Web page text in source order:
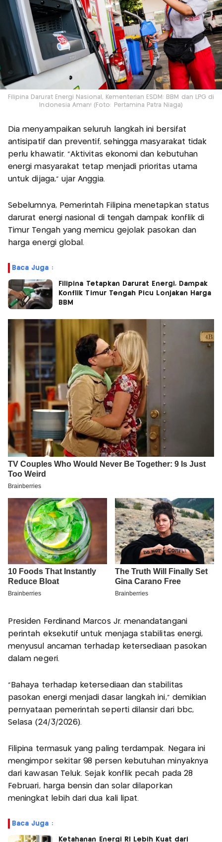
Filipina Darurat Energi Nasional, Kementerian ESDM: BBM dan LPG di
Indonesia Aman! (Foto: Pertamina Patra Niaga)
Dia menyampaikan seluruh langkah ini bersifat
antisipatif dan preventif, sehingga masyarakat tidak
perlu khawatir. “Aktivitas ekonomi dan kebutuhan
energi masyarakat tetap menjadi prioritas utama
untuk dijaga,” ujar Anggia.
Sebelumnya, Pemerintah Filipina menetapkan status
darurat energi nasional di tengah dampak konflik di
Timur Tengah yang memicu gejolak pasokan dan
harga energi global.
Baca Juga :
Filipina Tetapkan Darurat Energi, Dampak
Konflik Timur Tengah Picu Lonjakan Harga
BBM
Presiden Ferdinand Marcos Jr. menandatangani
perintah eksekutif untuk menjaga stabilitas energi,
menyusul ancaman terhadap ketersediaan pasokan
dalam negeri.
“Bahaya terhadap ketersediaan dan stabilitas
pasokan energi menjadi dasar langkah ini,” demikian
pernyataan pemerintah seperti dilansir dari bbc,
Selasa (24/3/2026).
Filipina termasuk yang paling terdampak. Negara ini
mengimpor sekitar 98 persen kebutuhan minyaknya
dari kawasan Teluk. Sejak konflik pecah pada 28
Februari, harga bensin dan solar dilaporkan
meningkat lebih dari dua kali lipat.
Baca Juga :
Ketahanan Energi RI Lebih Kuat dari